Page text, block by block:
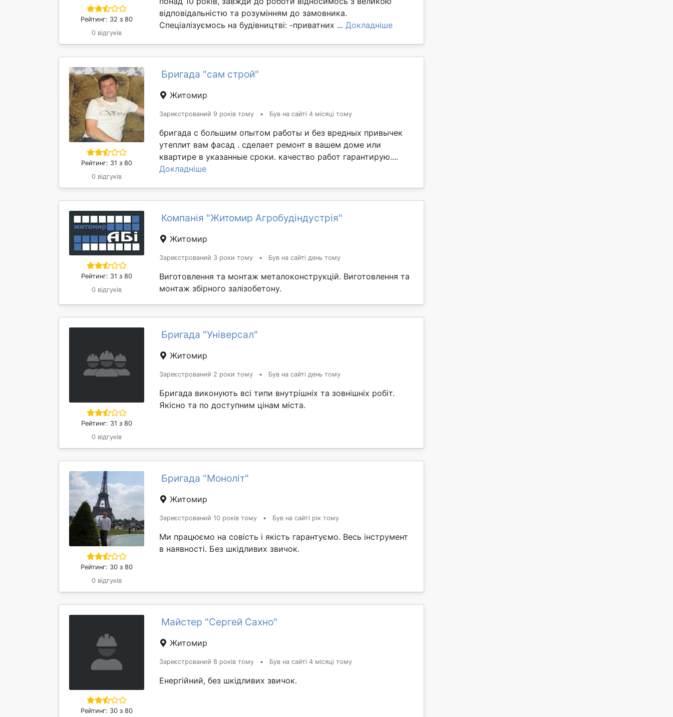
Рейтинг: 32 з 80
0 відгуків
відповідальністю та розумінням до замовника.
Спеціалізуємось на будівництві: -приватних ... Докладніше
Рейтинг: 31 з 80
0 відгуків
Бригада "сам строй"
Житомир
Зареєстрований 9 років тому • Був на сайті 4 місяці тому
бригада с большим опытом работы и без вредных привычек
утеплит вам фасад . сделает ремонт в вашем доме или
квартире в указанные сроки. качество работ гарантирую....
Докладніше
Рейтинг: 31 з 80
0 відгуків
Компанія "Житомир Агробудіндустрія"
Житомир
Зареєстрований 3 роки тому • Був на сайті день тому
Виготовлення та монтаж металоконструкцій. Виготовлення та
монтаж збірного залізобетону.
Рейтинг: 31 з 80
0 відгуків
Бригада "Універсал"
Житомир
Зареєстрований 2 роки тому • Був на сайті день тому
Бригада виконують всі типи внутрішніх та зовнішніх робіт.
Якісно та по доступним цінам міста.
Рейтинг: 30 з 80
0 відгуків
Бригада "Moноліт"
Житомир
Зареєстрований 10 років тому • Був на сайті рік тому
Ми працюємо на совість і якість гарантуємо. Весь інструмент
в наявності. Без шкідливих звичок.
Рейтинг: 30 з 80
Майстер "Сергей Сахно"
Житомир
Зареєстрований 8 років тому • Був на сайті 4 місяці тому
Енергійний, без шкідливих звичок.